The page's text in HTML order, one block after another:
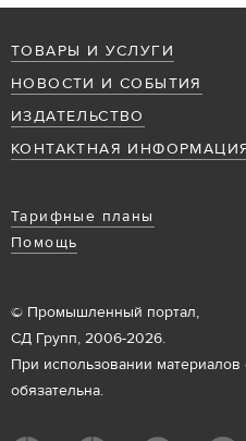
ТОВАРЫ И УСЛУГИ
НОВОСТИ И СОБЫТИЯ
ИЗДАТЕЛЬСТВО
КОНТАКТНАЯ
Тарифные планы
Помощь
© Промышленный портал,
СД Групп, 2006-2026.
При использовании материалов
обязательна.